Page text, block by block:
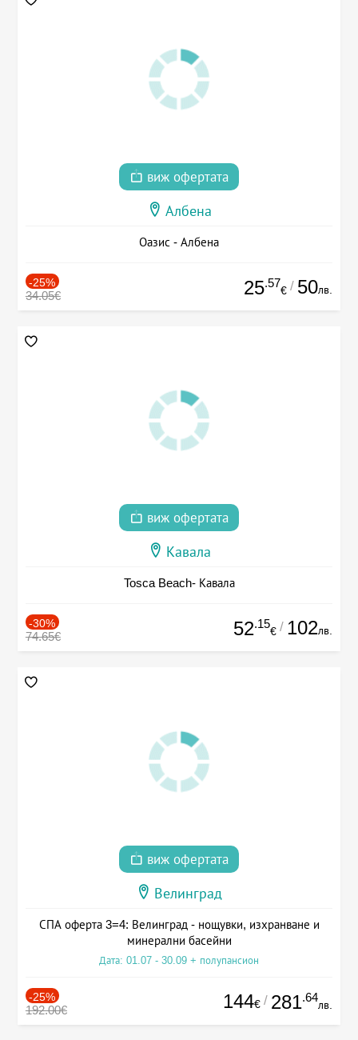
виж офертата
Албена
Оазис - Албена
-25%
34.05€ 25.57
€ / 50лв.
виж офертата
Кавала
Tosca Beach- Кавала
-30%
74.65€ 52.15
€ / 102лв.
виж офертата
Велинград
СПА оферта 3=4: Велинград - нощувки, изхранване и
минерални басейни
Дата: 01.07 - 30.09 + полупансион
-25%
192.00€ 144€ / 281.64
лв.